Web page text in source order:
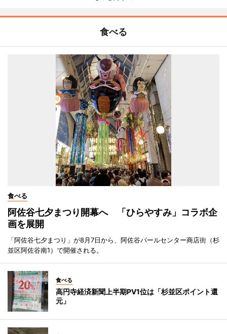
食べる
食べる
阿佐谷七夕まつり開幕へ 「ひらやすみ」コラボ企
画を展開
「阿佐谷七夕まつり」が8月7日から、阿佐谷パールセンター商店街（杉
並区阿佐谷南1）で開催される。
食べる
高円寺経済新聞上半期PV1位は「杉並区ポイント還
元」